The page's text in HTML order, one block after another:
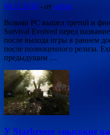
08.11.2018 - от admin
Возьми PC вышел третий и
Survival Evolved перед
после выхода игры в раннем
после полноценного релиза.
предыдущим …
У Starbreeze «высокие